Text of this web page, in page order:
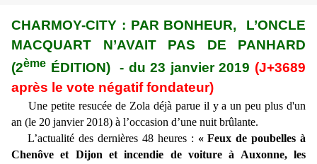
CHARMOY-CITY : PAR BONHEUR, L’ONCLE
MACQUART N’AVAIT PAS DE PANHARD
(2ème ÉDITION) - du 23 janvier 2019 (J+3689
après le vote négatif fondateur)
Une petite resucée de Zola déjà parue il y a un peu plus d'un
an (le 20 janvier 2018) à l’occasion d’une nuit brûlante.
L’actualité des dernières 48 heures : « Feux de poubelles à
Chenôve et Dijon et incendie de voiture à Auxonne, les